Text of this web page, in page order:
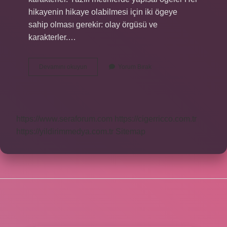
hikayenin hikaye olabilmesi için iki ögeye
sahip olması gerekir: olay örgüsü ve
karakterler.…
Devamını okuyun
Oluşturan
Yorum Bırak
https://www.seraforum.com
https://cigerricco.com.tr
https://yildirimmedya.com.tr Sitemap